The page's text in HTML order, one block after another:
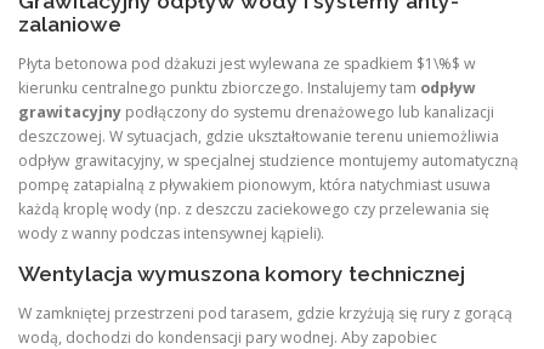
zalaniowe
Płyta betonowa pod dżakuzi jest wylewana ze spadkiem $1\%$ w
kierunku centralnego punktu zbiorczego. Instalujemy tam odpływ
grawitacyjny podłączony do systemu drenażowego lub kanalizacji
deszczowej. W sytuacjach, gdzie ukształtowanie terenu uniemożliwia
odpływ grawitacyjny, w specjalnej studzience montujemy automatyczną
pompę zatapialną z pływakiem pionowym, która natychmiast usuwa
każdą kroplę wody (np. z deszczu zaciekowego czy przelewania się
wody z wanny podczas intensywnej kąpieli).
Wentylacja wymuszona komory technicznej
W zamkniętej przestrzeni pod tarasem, gdzie krzyżują się rury z gorącą
wodą, dochodzi do kondensacji pary wodnej. Aby zapobiec